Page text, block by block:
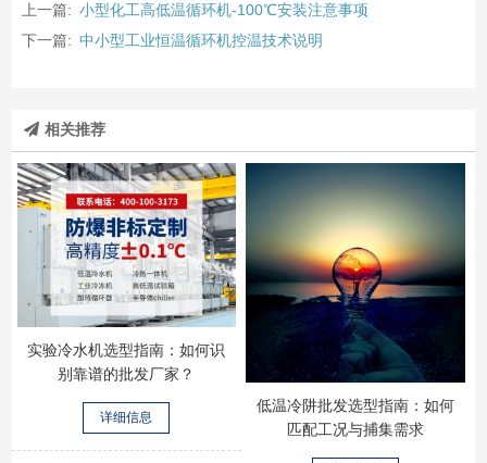
上一篇: 小型化工高低温循环机-100℃安装注意事项
下一篇: 中小型工业恒温循环机控温技术说明
相关推荐
实验冷水机选型指南：如何识
别靠谱的批发厂家？
详细信息
低温冷阱批发选型指南：如何
匹配工况与捕集需求